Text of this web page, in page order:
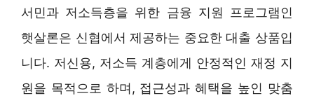
서민과 저소득층을 위한 금융 지원 프로그램인
햇살론은 신협에서 제공하는 중요한 대출 상품입
니다. 저신용, 저소득 계층에게 안정적인 재정 지
원을 목적으로 하며, 접근성과 혜택을 높인 맞춤